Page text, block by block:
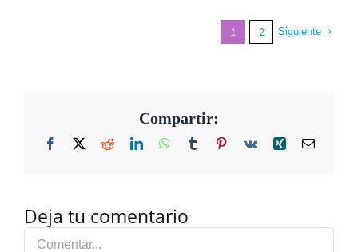
1 2 Siguiente
Compartir:
Facebook
X RedditLinkedInWhatsApp
TumblrPinterest
Vk Xing Correo
Deja tu comentario
Comentar